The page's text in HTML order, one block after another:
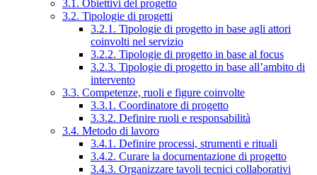
3.1. Obiettivi del progetto
3.2. Tipologie di progetti
3.2.1. Tipologie di progetto in base agli attori
coinvolti nel servizio
3.2.2. Tipologie di progetto in base al focus
3.2.3. Tipologie di progetto in base all’ambito di
intervento
3.3. Competenze, ruoli e figure coinvolte
3.3.1. Coordinatore di progetto
3.3.2. Definire ruoli e responsabilità
3.4. Metodo di lavoro
3.4.1. Definire processi, strumenti e rituali
3.4.2. Curare la documentazione di progetto
3.4.3. Organizzare tavoli tecnici collaborativi